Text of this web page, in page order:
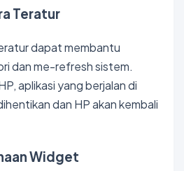
Teratur
dapat membantu
dan me-refresh sistem.
aplikasi yang berjalan di
dan HP akan kembali
Widget